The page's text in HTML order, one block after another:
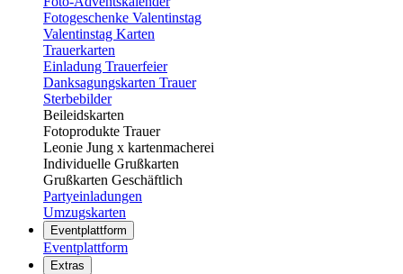
Fotogeschenke Valentinstag
Valentinstag Karten
Trauerkarten
Einladung Trauerfeier
Danksagungskarten Trauer
Sterbebilder
Beileidskarten
Fotoprodukte Trauer
Leonie Jung x kartenmacherei
Individuelle Grußkarten
Grußkarten Geschäftlich
Partyeinladungen
Umzugskarten
Eventplattform
Eventplattform
Extras